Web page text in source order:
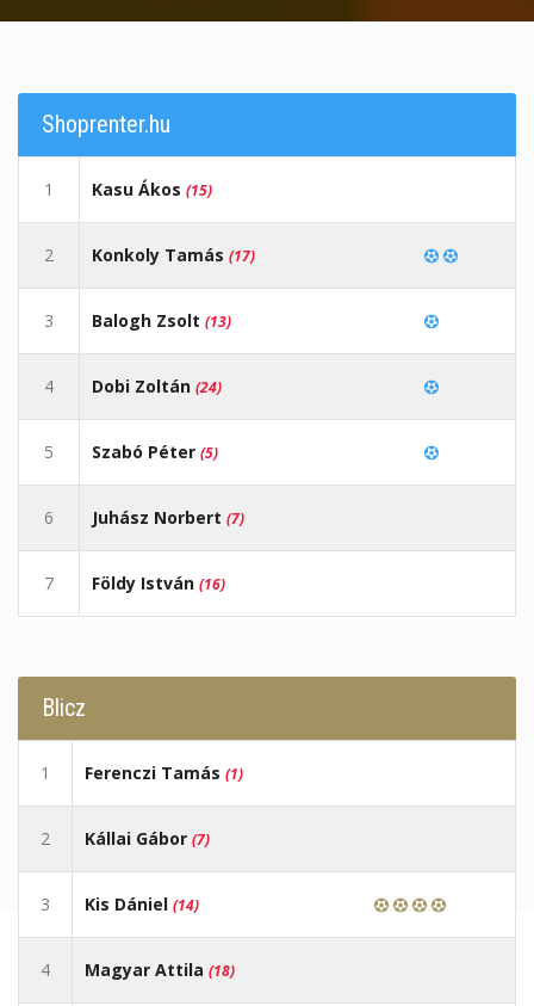
Shoprenter.hu
1 Kasu Ákos (15)
2 Konkoly Tamás (17)
3 Balogh Zsolt (13)
4 Dobi Zoltán (24)
5 Szabó Péter (5)
6 Juhász Norbert (7)
7 Földy István (16)
Blicz
1 Ferenczi Tamás (1)
2 Kállai Gábor (7)
3 Kis Dániel (14)
4 Magyar Attila (18)